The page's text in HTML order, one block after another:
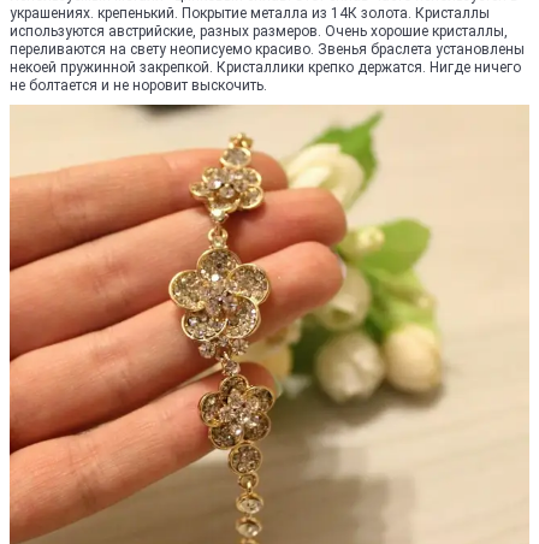
украшениях. крепенький. Покрытие металла из 14К золота. Кристаллы
используются австрийские, разных размеров. Очень хорошие кристаллы,
переливаются на свету неописуемо красиво. Звенья браслета установлены
некоей пружинной закрепкой. Кристаллики крепко держатся. Нигде ничего
не болтается и не норовит выскочить.